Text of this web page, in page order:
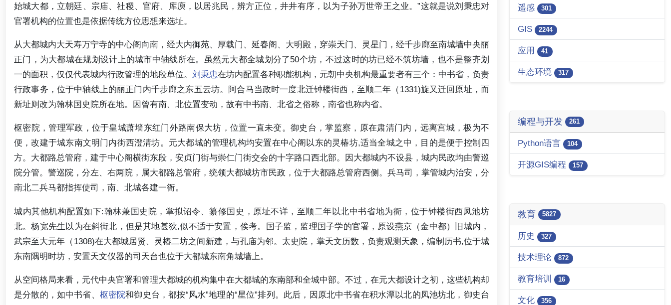
始城大都，立朝廷、宗庙、社稷、官府、库庾，以居兆民，辨方正位，井井有序，以为子孙万世帝王之业。”这就是说刘秉忠对
官署机构的位置也是依据传统方位思想来选址。
从大都城内大天寿万宁寺的中心阁向南，经大内御苑、厚载门、延春阁、大明殿，穿崇天门、灵星门，经千步廊至南城墙中央丽
正门，为大都城在规划设计上的城市中轴线所在。虽然元大都全城划分了50个坊，不过这时的坊已经不筑坊墙，也不是整齐划
一的面积，仅仅代表城内行政管理的地段单位。 刘秉忠在坊内配置各种职能机构，元朝中央机构最重要者有三个：中书省，负责
行政事务，位于中轴线上的丽正门内千步廊之东五云坊。阿合马当政时一度北迁钟楼街西，至顺二年（1331)旋又迁回原址，而
新址则改为翰林国史院所在地。因曾有南、北位置变动，故有中书南、北省之俗称，南省也称内省。
枢密院，管理军政，位于皇城萧墙东红门外路南保大坊，位置一直未变。御史台，掌监察，原在肃清门内，远离宫城，极为不
便，改建于城东南文明门内街西澄清坊。元大都城的管理机构均安置在中心阁以东的灵椿坊,适当全城之中，目的是便于控制四
方。大都路总管府，建于中心阁横街东段，安贞门街与崇仁门街交会的十字路口西北部。因大都城内不设县，城内民政均由警巡
院分管。警巡院，分左、右两院，属大都路总管府，统领大都城坊市民政，位于大都路总管府西侧。兵马司，掌管城内治安，分
南北二兵马都指挥使司，南、北城各建一衙。
城内其他机构配置如下:翰林兼国史院，掌拟诏令、纂修国史，原址不详，至顺二年以北中书省地为衙，位于钟楼街西凤池坊
北。杨宽先生以为在斜街北，但是其地甚狭,似不适于安置，俟考。国子监，监理国子学的官署，原设燕京（金中都）旧城内，
武宗至大元年（1308)在大都城居贤、灵椿二坊之间新建，与孔庙为邻。太史院，掌天文历数，负责观测天象，编制历书,位于城
东南隅明时坊，安置天文仪器的司天台也位于大都城东南角城墙上。
从空间格局来看，元代中央官署和管理大都城的机构集中在大都城的东南部和全城中部。不过，在元大都设计之初，这些机构却
是分散的，如中书省、 枢密院和御史台，都按“风水”地理的“星位”排列。此后，因原北中书省在积水潭以北的凤池坊北，御史台
遥感 301
GIS 2244
应用 41
生态环境 317
编程与开发 261
Python语言 104
开源GIS编程 157
教育 5827
历史 327
技术理论 872
教育培训 16
文化 356